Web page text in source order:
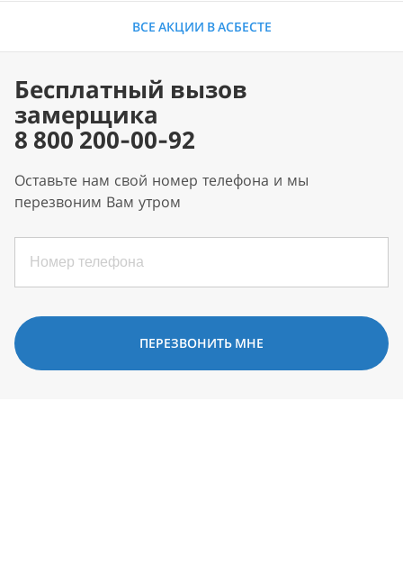
ВСЕ АКЦИИ В АСБЕСТЕ
Бесплатный вызов
замерщика
8 800 200-00-92
Оставьте нам свой номер телефона и мы
перезвоним Вам утром
ПЕРЕЗВОНИТЬ МНЕ